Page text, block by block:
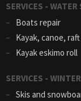
SERVICES -
Boats repair
Kayak, canoe,
Kayak eskimo roll
SERVICES -
Skis and